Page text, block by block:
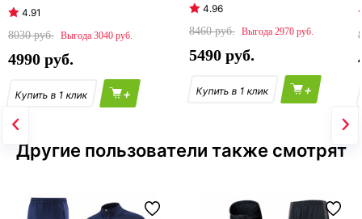
4.91
8030
3040
4990
+
4.96
8460
2970
5490
+
Другие пользователи также смотрят